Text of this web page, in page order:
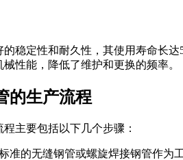
稳定性和耐久性，其使用寿命长
性能，降低了维护和更换的频率。
的生产流程
主要包括以下几个步骤：
准的无缝钢管或螺旋焊接钢管作为